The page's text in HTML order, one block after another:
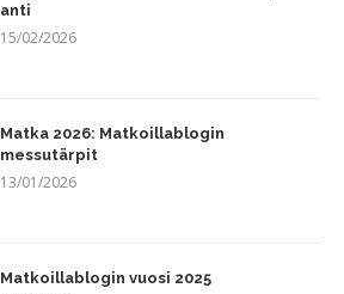
anti
15/02/2026
Matka 2026: Matkoillablogin
messutärpit
13/01/2026
Matkoillablogin vuosi 2025